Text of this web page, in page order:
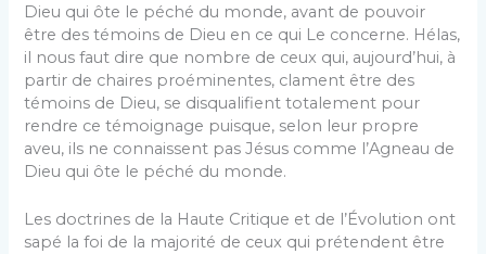
Dieu qui ôte le péché du monde, avant de pouvoir
être des témoins de Dieu en ce qui Le concerne. Hélas,
il nous faut dire que nombre de ceux qui, aujourd’hui, à
partir de chaires proéminentes, clament être des
témoins de Dieu, se disqualifient totalement pour
rendre ce témoignage puisque, selon leur propre
aveu, ils ne connaissent pas Jésus comme l’Agneau de
Dieu qui ôte le péché du monde.
Les doctrines de la Haute Critique et de l’Évolution ont
sapé la foi de la majorité de ceux qui prétendent être